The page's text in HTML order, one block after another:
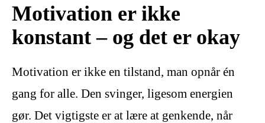
Motivation er ikke
konstant – og det er okay
Motivation er ikke en tilstand, man opnår én
gang for alle. Den svinger, ligesom energien
gør. Det vigtigste er at lære at genkende, når